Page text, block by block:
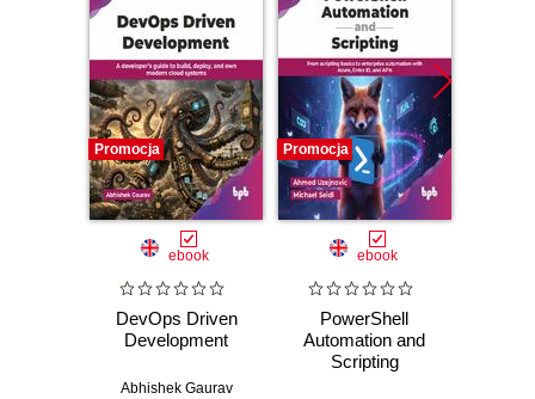
Promocja
ebook
DevOps Driven
Development
Abhishek Gaurav
Promocja
ebook
PowerShell
Automation and
Scripting